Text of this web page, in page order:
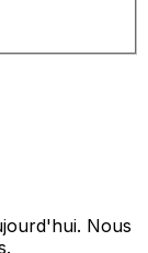
Nous